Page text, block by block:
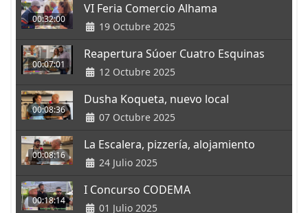
00:32:00
VI Feria Comercio Alhama
19 Octubre 2025
00:07:01
Reapertura Súoer Cuatro Esquinas
12 Octubre 2025
00:08:36
Dusha Koqueta, nuevo local
07 Octubre 2025
00:08:16
La Escalera, pizzería, alojamiento
24 Julio 2025
00:18:14
I Concurso CODEMA
01 Julio 2025